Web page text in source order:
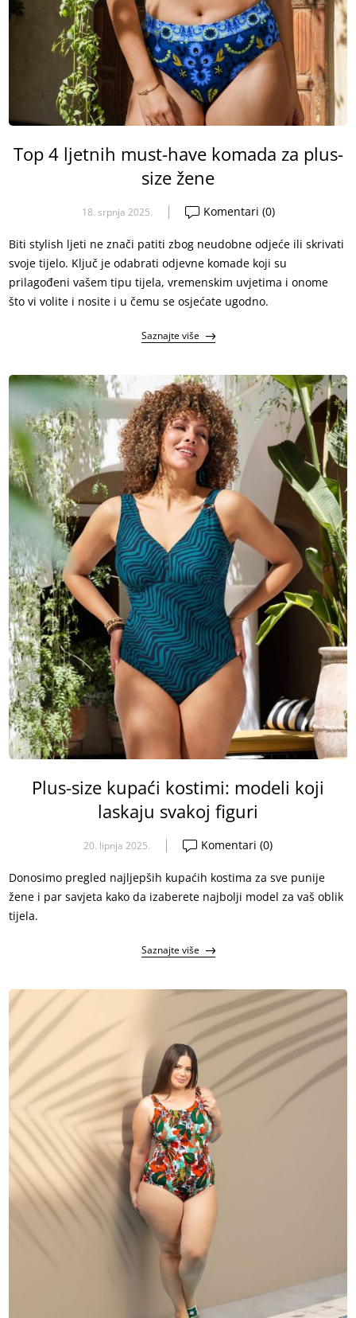
Top 4 ljetnih must-have komada za plus-
size žene
18. srpnja 2025. Komentari (0)
Biti stylish ljeti ne znači patiti zbog neudobne odjeće ili skrivati
svoje tijelo. Ključ je odabrati odjevne komade koji su
prilagođeni vašem tipu tijela, vremenskim uvjetima i onome
što vi volite i nosite i u čemu se osjećate ugodno.
Saznajte više
Plus-size kupaći kostimi: modeli koji
laskaju svakoj figuri
20. lipnja 2025. Komentari (0)
Donosimo pregled najljepših kupaćih kostima za sve punije
žene i par savjeta kako da izaberete najbolji model za vaš oblik
tijela.
Saznajte više